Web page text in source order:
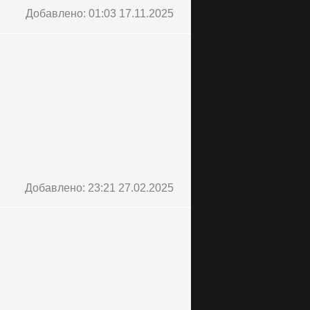
Добавлено: 01:03 17.11.2025
Добавлено: 23:21 27.02.2025